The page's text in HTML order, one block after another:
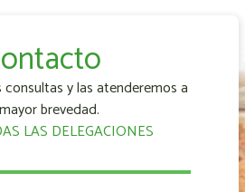
y las atenderemos a
brevedad.
LAS DELEGACIONES